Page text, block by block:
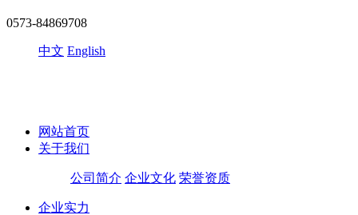
0573-84869708
中文 English
网站首页
关于我们
公司简介 企业文化 荣誉资质
企业实力